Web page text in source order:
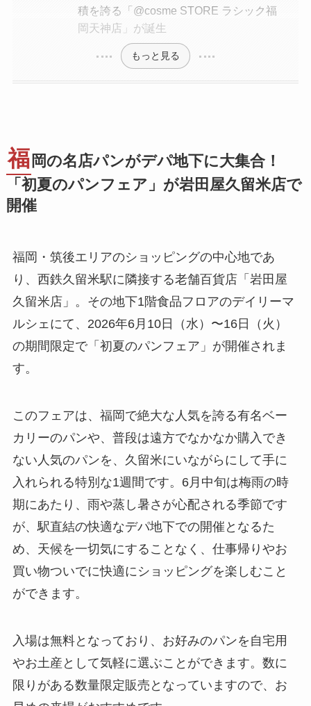
積を誇る「@cosme STORE ラシック福
岡天神店」が誕生
もっと見る
福 岡の名店パンがデパ地下に大集合！
「初夏のパンフェア」が岩田屋久留米店で
開催
福岡・筑後エリアのショッピングの中心地であ
り、西鉄久留米駅に隣接する老舗百貨店「岩田屋
久留米店」。その地下1階食品フロアのデイリーマ
ルシェにて、2026年6月10日（水）〜16日（火）
の期間限定で「初夏のパンフェア」が開催されま
す。
このフェアは、福岡で絶大な人気を誇る有名ベー
カリーのパンや、普段は遠方でなかなか購入でき
ない人気のパンを、久留米にいながらにして手に
入れられる特別な1週間です。6月中旬は梅雨の時
期にあたり、雨や蒸し暑さが心配される季節です
が、駅直結の快適なデパ地下での開催となるた
め、天候を一切気にすることなく、仕事帰りやお
買い物ついでに快適にショッピングを楽しむこと
ができます。
入場は無料となっており、お好みのパンを自宅用
やお土産として気軽に選ぶことができます。数に
限りがある数量限定販売となっていますので、お